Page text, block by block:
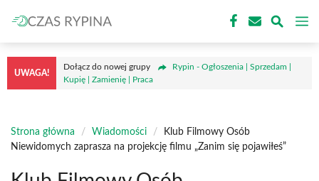
do
treści
UWAGA!
Dołącz do nowej grupy
Rypin - Ogłoszenia | Sprzedam |
Kupię | Zamienię | Praca
Strona główna / Wiadomości /
Klub Filmowy Osób
Niewidomych zaprasza na projekcję filmu „Zanim się pojawiłeś”